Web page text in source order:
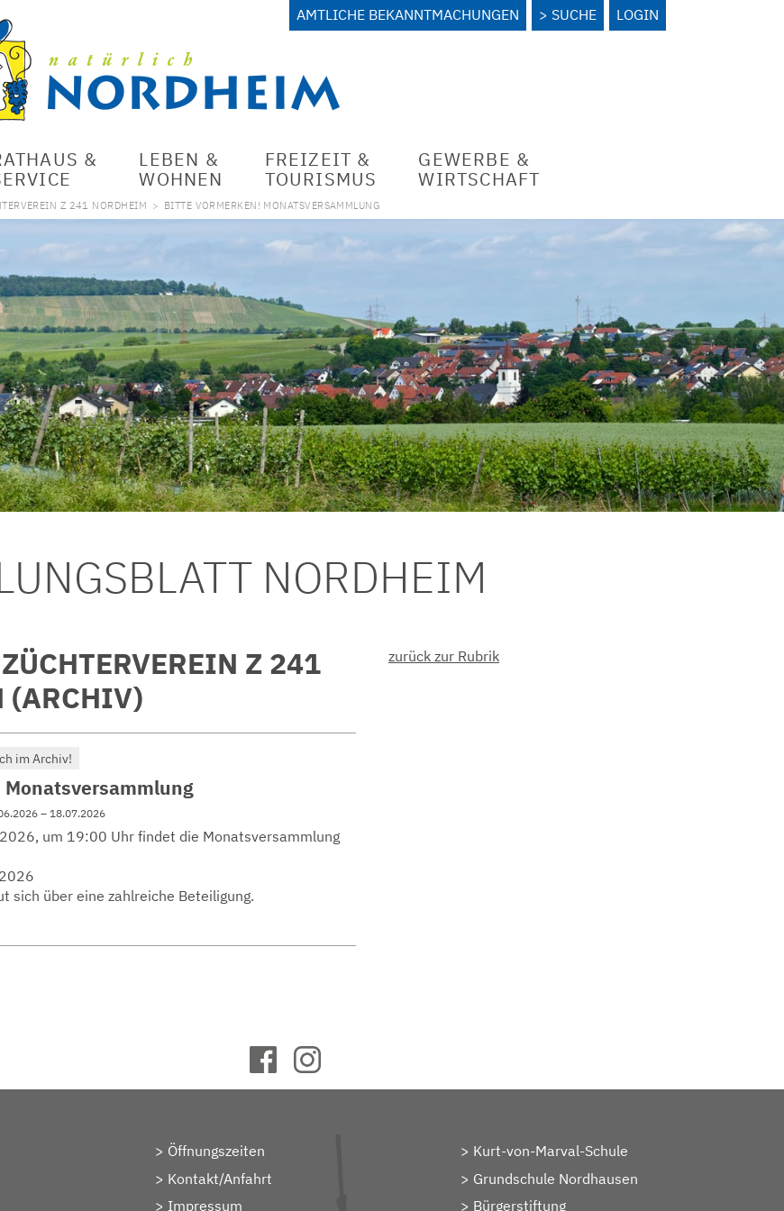
AMTLICHE BEKANNTMACHUNGEN SUCHE LOGIN
&
LEBEN &
WOHNEN
FREIZEIT &
TOURISMUS
GEWERBE &
WIRTSCHAFT
Z 241 NORDHEIM > BITTE VORMERKEN! MONATSVERSAMMLUNG
NORDHEIM
Z 241
(ARCHIV)
im Archiv!
– 18.07.2026
um 19:00 Uhr findet die Monatsversammlung
sich über eine zahlreiche Beteiligung.
zurück zur Rubrik
Öffnungszeiten
Kontakt/Anfahrt
Impressum
Kurt-von-Marval-Schule
Grundschule Nordhausen
Bürgerstiftung